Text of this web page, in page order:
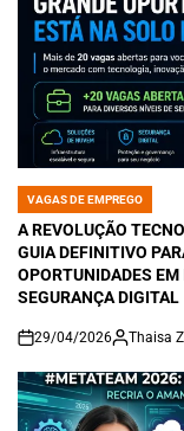
POSTED
IN
VAGAS DE EMPREGO
A REVOLUÇÃO
GUIA DEFINITIVO
OPORTUNIDADES
SEGURANÇA DIGITAL
on
29/04/2026 Thaisa